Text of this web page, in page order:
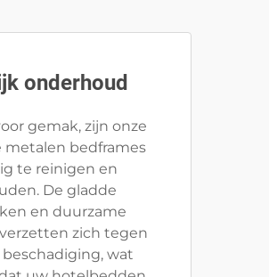
onderhoud
gemak, zijn onze
metalen bedframes
te reinigen en
De gladde
en duurzame
zich tegen
wat